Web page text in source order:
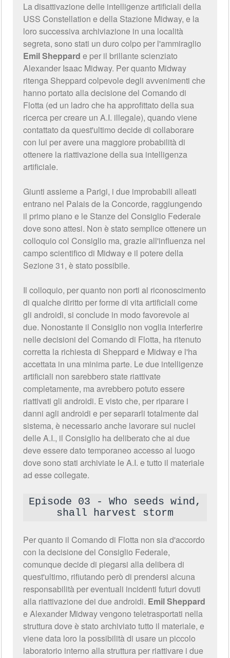
La disattivazione delle intelligenze artificiali della
USS Constellation e della Stazione Midway, e la
loro successiva archiviazione in una località
segreta, sono stati un duro colpo per l'ammiraglio
Emil Sheppard e per il brillante scienziato
Alexander Isaac Midway. Per quanto Midway
ritenga Sheppard colpevole degli avvenimenti che
hanno portato alla decisione del Comando di
Flotta (ed un ladro che ha approfittato della sua
ricerca per creare un A.I. illegale), quando viene
contattato da quest'ultimo decide di collaborare
con lui per avere una maggiore probabilità di
ottenere la riattivazione della sua intelligenza
artificiale.
Giunti assieme a Parigi, i due improbabili alleati
entrano nel Palais de la Concorde, raggiungendo
il primo piano e le Stanze del Consiglio Federale
dove sono attesi. Non è stato semplice ottenere un
colloquio col Consiglio ma, grazie all'influenza nel
campo scientifico di Midway e il potere della
Sezione 31, è stato possibile.
Il colloquio, per quanto non porti al riconoscimento
di qualche diritto per forme di vita artificiali come
gli androidi, si conclude in modo favorevole ai
due. Nonostante il Consiglio non voglia interferire
nelle decisioni del Comando di Flotta, ha ritenuto
corretta la richiesta di Sheppard e Midway e l'ha
accettata in una minima parte. Le due intelligenze
artificiali non sarebbero state riattivate
completamente, ma avrebbero potuto essere
riattivati gli androidi. E visto che, per riparare i
danni agli androidi e per separarli totalmente dal
sistema, è necessario anche lavorare sui nuclei
delle A.I., il Consiglio ha deliberato che ai due
deve essere dato temporaneo accesso al luogo
dove sono stati archiviate le A.I. e tutto il materiale
ad esse collegate.
Episode 03 - Who seeds wind,
shall harvest storm
Per quanto il Comando di Flotta non sia d'accordo
con la decisione del Consiglio Federale,
comunque decide di piegarsi alla delibera di
quest'ultimo, rifiutando però di prendersi alcuna
responsabilità per eventuali incidenti futuri dovuti
alla riattivazione dei due androidi. Emil Sheppard
e Alexander Midway vengono teletrasportati nella
struttura dove è stato archiviato tutto il materiale, e
viene data loro la possibilità di usare un piccolo
laboratorio interno alla struttura per riattivare i due